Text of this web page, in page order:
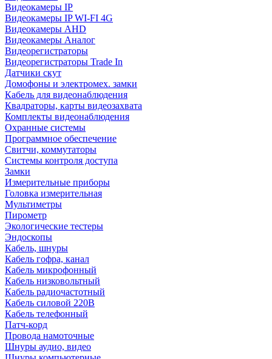
Видеокамеры IP
Видеокамеры IP WI-FI 4G
Видеокамеры AHD
Видеокамеры Аналог
Видеорегистраторы
Видеорегистраторы Trade In
Датчики скут
Домофоны и электромех. замки
Кабель для видеонаблюдения
Квадраторы, карты видеозахвата
Комплекты видеонаблюдения
Охранные системы
Программное обеспечение
Свитчи, коммутаторы
Системы контроля доступа
Замки
Измерительные приборы
Головка измерительная
Мультиметры
Пирометр
Экологические тестеры
Эндоскопы
Кабель, шнуры
Кабель гофра, канал
Кабель микрофонный
Кабель низковольтный
Кабель радиочастотный
Кабель силовой 220В
Кабель телефонный
Патч-корд
Провода намоточные
Шнуры аудио, видео